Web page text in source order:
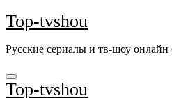
Перейти
к
Top-tvshou
Русские сериалы и тв-шоу онлайн
Top-tvshou